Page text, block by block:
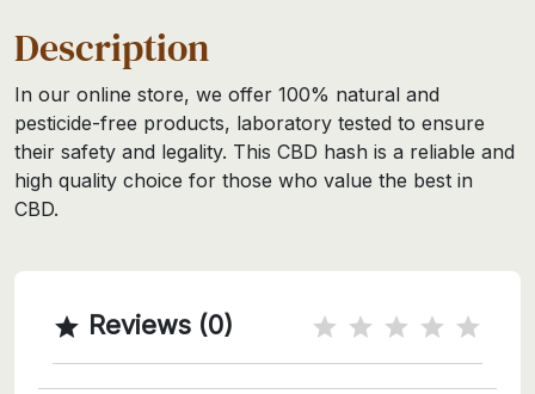
Description
In our online store, we offer 100% natural and
pesticide-free products, laboratory tested to ensure
their safety and legality. This CBD hash is a reliable and
high quality choice for those who value the best in
CBD.
 Reviews (0)